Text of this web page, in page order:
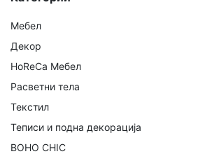
Мебел
Декор
HoReCa Мебел
Расветни тела
Текстил
Теписи и подна декорација
BOHO CHIC